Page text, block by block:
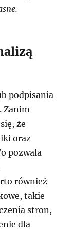
podpisania
Zanim
że
oraz
pozwala
również
takie
stron,
dla